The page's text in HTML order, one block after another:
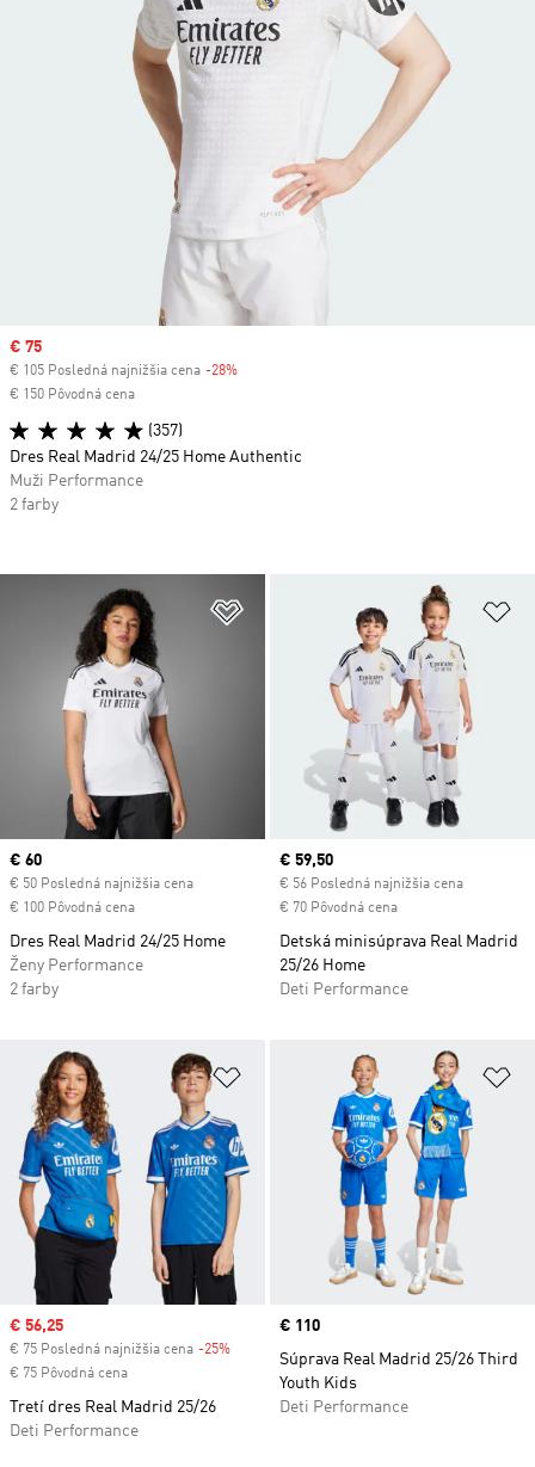
Pridať do zoznamu želaných
Current price
€ 60
€ 50 Posledná najnižšia cena
€ 100 Pôvodná cena
Dres Real Madrid 24/25 Home
Ženy Performance
2 farby
Current price
€ 59,50
€ 56 Posledná najnižšia cena
€ 70 Pôvodná cena
Detská minisúprava Real Madrid
25/26 Home
Deti Performance
Pridať do zoznamu želaných
Sale price
€ 56,25
€ 75 Posledná najnižšia cena -25% Discount
€ 75 Pôvodná cena
Tretí dres Real Madrid 25/26
Deti Performance
Price
€ 110
Súprava Real Madrid 25/26 Third
Youth Kids
Deti Performance
Sale price
€ 75
€ 105 Posledná najnižšia cena -28%
€ 150 Pôvodná cena
(357)
Dres Real Madrid 24/25 Home Authentic
Muži Performance
2 farby